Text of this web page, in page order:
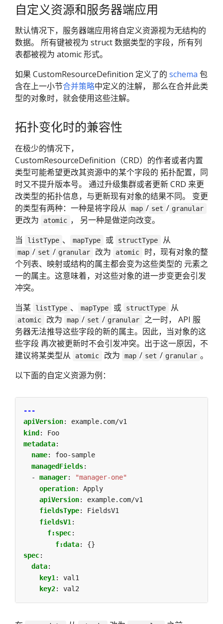
自定义资源和服务器端应用
默认情况下，服务器端应用将自定义资源视为无结构的
数据。 所有键被视为 struct 数据类型的字段，所有列
表都被视为 atomic 形式。
如果 CustomResourceDefinition 定义了的 schema 包
含在上一小节合并策略中定义的注解， 那么在合并此类
型的对象时，就会使用这些注解。
拓扑变化时的兼容性
在极少的情况下，
CustomResourceDefinition（CRD）的作者或者内置
类型可能希望更改其资源中的某个字段的 拓扑配置，同
时又不提升版本号。 通过升级集群或者更新 CRD 来更
改类型的拓扑信息，与更新现有对象的结果不同。 变更
的类型有两种：一种是将字段从
map / set / granular
更改为 atomic ， 另一种是做逆向改变。
当
listType 、 mapType 或 structType 从
map / set / granular 改为 atomic
时，现有对象的整
个列表、映射或结构的属主都会变为这些类型的 元素之
一的属主。这意味着，对这些对象的进一步变更会引发
冲突。
当某
listType 、 mapType 或 structType 从
atomic 改为 map / set / granular
之一时， API 服
务器无法推导这些字段的新的属主。因此，当对象的这
些字段 再次被更新时不会引发冲突。出于这一原因，不
建议将某类型从
atomic 改为 map / set / granular 。
以下面的自定义资源为例：
---
apiVersion:
example.com/v1
kind :
Foo
metadata:
name:
foo-sample
managedFields:
- manager:
"manager-one"
operation:
Apply
apiVersion:
example.com/v1
fieldsType:
FieldsV1
fieldsV1 :
f:spec:
f:data:
{}
spec:
data:
key1 :
val1
key2: val2